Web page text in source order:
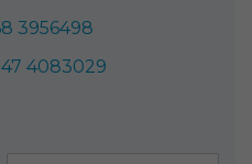
3956498
4083029